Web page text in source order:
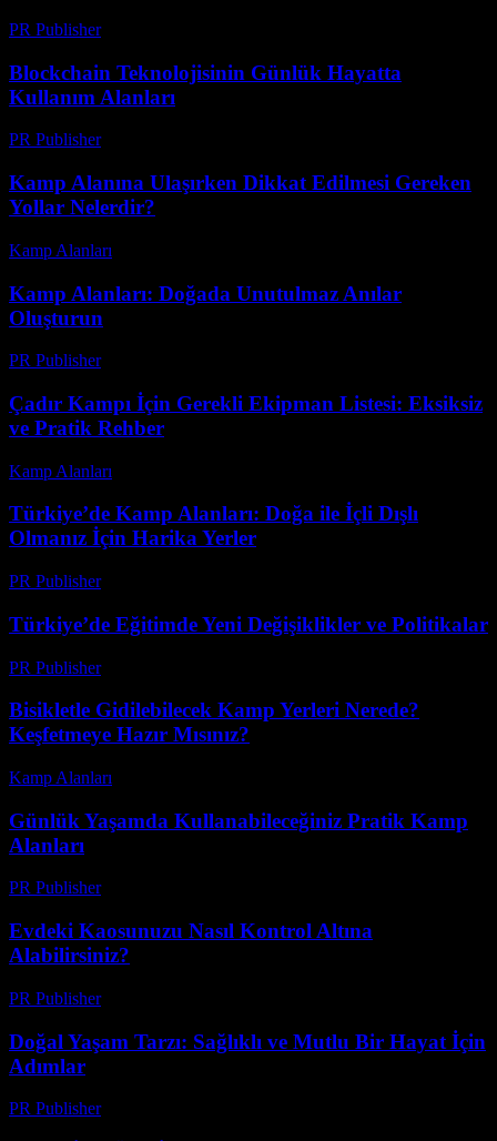
PR Publisher-
Blockchain Teknolojisinin Günlük Hayatta
Kullanım Alanları
PR Publisher-
Kamp Alanına Ulaşırken Dikkat Edilmesi Gereken
Yollar Nelerdir?
Kamp Alanları
Kamp Alanları: Doğada Unutulmaz Anılar
Oluşturun
PR Publisher-
Çadır Kampı İçin Gerekli Ekipman Listesi: Eksiksiz
ve Pratik Rehber
Kamp Alanları
Türkiye’de Kamp Alanları: Doğa ile İçli Dışlı
Olmanız İçin Harika Yerler
PR Publisher-
Türkiye’de Eğitimde Yeni Değişiklikler ve Politikalar
PR Publisher-
Bisikletle Gidilebilecek Kamp Yerleri Nerede?
Keşfetmeye Hazır Mısınız?
Kamp Alanları
Günlük Yaşamda Kullanabileceğiniz Pratik Kamp
Alanları
PR Publisher-
Evdeki Kaosunuzu Nasıl Kontrol Altına
Alabilirsiniz?
PR Publisher-
Doğal Yaşam Tarzı: Sağlıklı ve Mutlu Bir Hayat İçin
Adımlar
PR Publisher-